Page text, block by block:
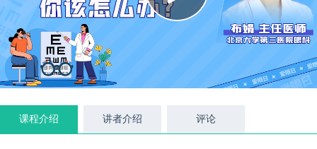
课程介绍 讲者介绍 评论